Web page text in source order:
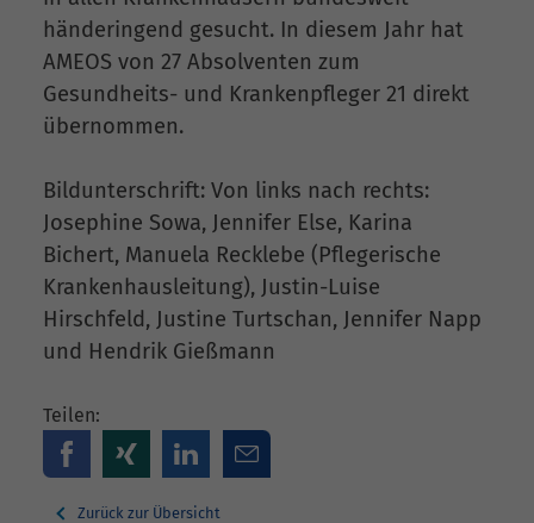
händeringend gesucht. In diesem Jahr hat
AMEOS von 27 Absolventen zum
Gesundheits- und Krankenpfleger 21 direkt
übernommen.
Bildunterschrift: Von links nach rechts:
Josephine Sowa, Jennifer Else, Karina
Bichert, Manuela Recklebe (Pflegerische
Krankenhausleitung), Justin-Luise
Hirschfeld, Justine Turtschan, Jennifer Napp
und Hendrik Gießmann
Teilen:
Zurück zur Übersicht